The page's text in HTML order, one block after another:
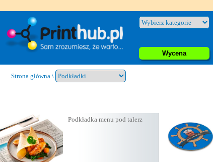
Wycena
Strona główna \
Podkładka menu pod talerz